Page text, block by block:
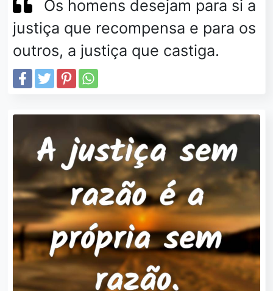
Os homens desejam para si a
justiça que recompensa e para os
outros, a justiça que castiga.